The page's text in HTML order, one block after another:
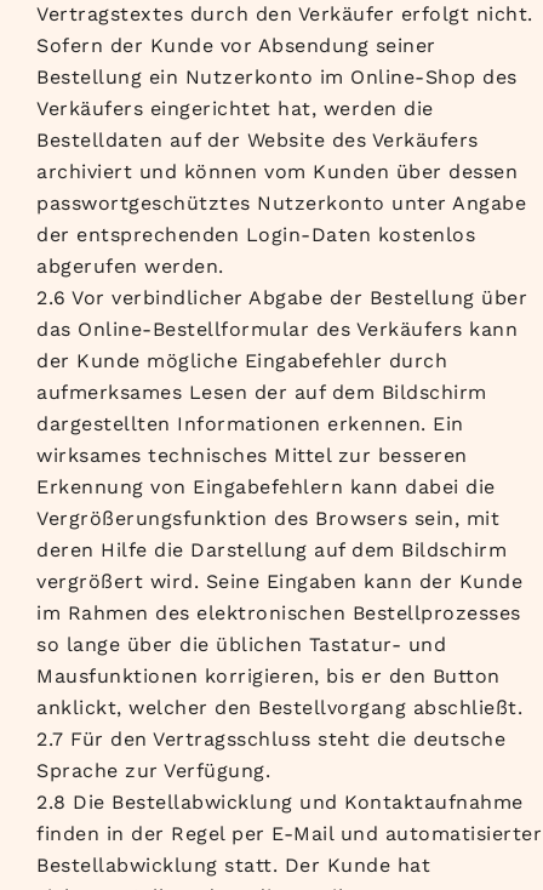
Vertragstextes durch den Verkäufer erfolgt nicht.
Sofern der Kunde vor Absendung seiner
Bestellung ein Nutzerkonto im Online-Shop des
Verkäufers eingerichtet hat, werden die
Bestelldaten auf der Website des Verkäufers
archiviert und können vom Kunden über dessen
passwortgeschütztes Nutzerkonto unter Angabe
der entsprechenden Login-Daten kostenlos
abgerufen werden.
2.6 Vor verbindlicher Abgabe der Bestellung über
das Online-Bestellformular des Verkäufers kann
der Kunde mögliche Eingabefehler durch
aufmerksames Lesen der auf dem Bildschirm
dargestellten Informationen erkennen. Ein
wirksames technisches Mittel zur besseren
Erkennung von Eingabefehlern kann dabei die
Vergrößerungsfunktion des Browsers sein, mit
deren Hilfe die Darstellung auf dem Bildschirm
vergrößert wird. Seine Eingaben kann der Kunde
im Rahmen des elektronischen Bestellprozesses
so lange über die üblichen Tastatur- und
Mausfunktionen korrigieren, bis er den Button
anklickt, welcher den Bestellvorgang abschließt.
2.7 Für den Vertragsschluss steht die deutsche
Sprache zur Verfügung.
2.8 Die Bestellabwicklung und Kontaktaufnahme
finden in der Regel per E-Mail und automatisierter
Bestellabwicklung statt. Der Kunde hat